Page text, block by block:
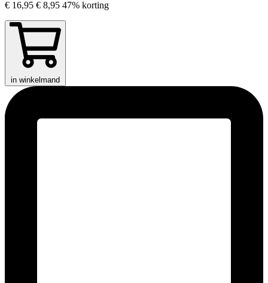
€ 16,95 € 8,95 47% korting
in winkelmand